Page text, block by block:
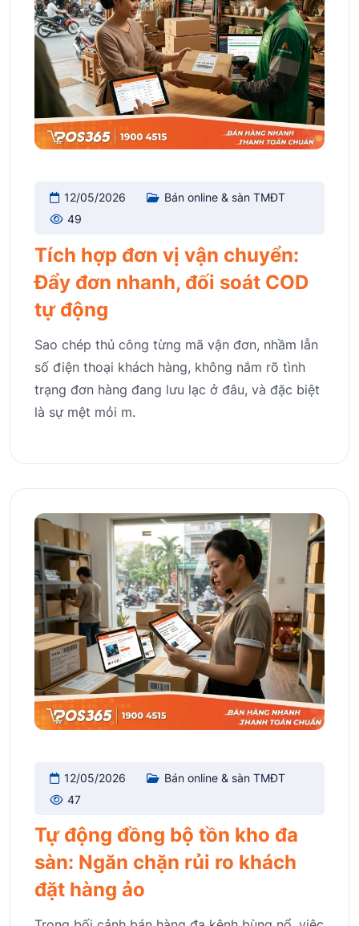
12/05/2026
Bán online & sàn TMĐT
49
Tích hợp đơn vị vận chuyển:
Đẩy đơn nhanh, đối soát COD
tự động
Sao chép thủ công từng mã vận đơn, nhầm lẫn
số điện thoại khách hàng, không nắm rõ tình
trạng đơn hàng đang lưu lạc ở đâu, và đặc biệt
là sự mệt mỏi m.
12/05/2026
Bán online & sàn TMĐT
47
Tự động đồng bộ tồn kho đa
sàn: Ngăn chặn rủi ro khách
đặt hàng ảo